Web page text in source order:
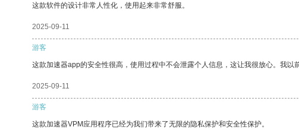
这款软件的设计非常人性化，使用起来非常舒服。
2025-09-11
游客
这款加速器app的安全性很高，使用过程中不会泄露个人信息，这让我很放心。我
2025-09-11
游客
这款加速器VPM应用程序已经为我们带来了无限的隐私保护和安全性保护。